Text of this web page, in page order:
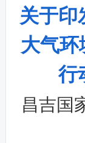
关于
大气
行
昌吉国